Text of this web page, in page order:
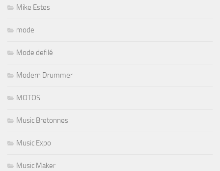
Mike Estes
mode
Mode defilé
Modern Drummer
MOTOS
Music Bretonnes
Music Expo
Music Maker